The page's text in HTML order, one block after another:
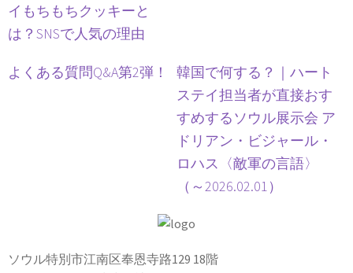
イもちもちクッキーと
は？SNSで人気の理由
よくある質問Q&A第2弾！
韓国で何する？｜ハート
ステイ担当者が直接おす
すめするソウル展示会 ア
ドリアン・ビジャール・
ロハス〈敵軍の言語〉
（～2026.02.01）
ソウル特別市江南区奉恩寺路129 18階